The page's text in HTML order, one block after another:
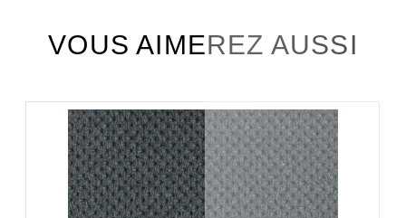
VOUS AIMEREZ AUSSI